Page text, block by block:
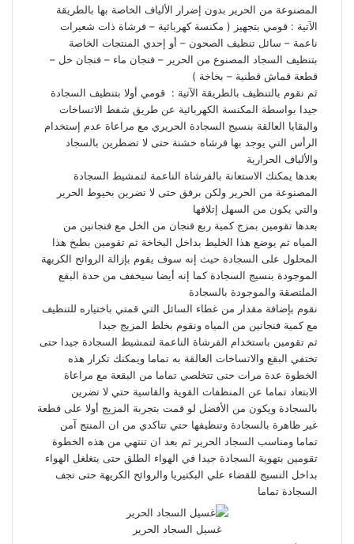
المصنوعة من الحرير بدون إضرار الألياف الخاصة بها بالطريقة
الآتية : قومي بتجهيز ( مكنسة كهربائية – فرشاة ذات شعيرات
ناعمة – سائل تنظيف الصحون – أو إحدي المنتجات الخاصة
بتنظيف السجاد المصنوع من الحرير – فنجان ماء – فنجان خل –
قطعة قماش قطنية – بخاخة )
ثم نقوم بالتنظيف بالطريقة الآتية : قومي أولا بتنظيف السجادة
جيدا بواسطة المكنسة الكهربائية عن طريق شفط الاتساخات
والبقايا العالقة بنسيج السجادة الحريري مع مراعاة عدم إستخدام
الرأس التي يوجد بها فرشاه خشنة حتى لا تضطرين بالسجاد
والألياف الحرارية
بعدها يمكنك الاستعانة بالفرشاة الناعمة لتمشيط السجادة
المصنوعة من الحرير ولكن برفق حتى لا تضرين بخيوط الحرير
والتي يكون من السهل إتلافها
بعدها تقومين بمزج كمية ربع فنجان من الخل مع فنجانين من
المياه ثم يوضع هذا الخليط بداخل البخاخة ثم تقومين بطبخ هذا
المحلول على السجادة حيث إنه سوف يقوم بإزالة الروائح الكريهة
الموجودة بنسيج السجادة كما إنه أيضا سيخفف من حدة البقع
الملتصقة والموجودة بالسجادة
نقوم بإضافة مقدار من غطاء السائل التي قمتي باختياره للتنظيف
مع كمية فنجانين من المياه ونقوم بخلط المزيج جيدا
ثم تقومين باستخدام الفرشاة الناعمة لتمشيط السجادة جيدا حتى
تختفي البقع والاتساخات العالقة به تماما ويمكنك تكرار هذه
الخطوة عدة مرات حتى تتخلصي تماما من البقعة مع مراعاة
الابتعاد تماما عن المنظفات القوية والقاسية حتي لا تضرين
بالسجادة ويكون من الأفضل لو قمت بتجربة المزيج أولا على قطعة
غير ظاهرة بالسجادة وتنظيفها حتي تتاكدي من ان المنتج آمن
تماما ومناسب السجاد الحرير ثم بعد ان تنتهي من هذه الخطوة
تقومين بتهوية السجادة جيدا في الهواء الطلق حتى يتغلغل الهواء
بداخل النسيج للقضاء علي البكتيريا والروائح الكريهة حتى تجف
السجادة تماما
غسيل السجاد الحرير